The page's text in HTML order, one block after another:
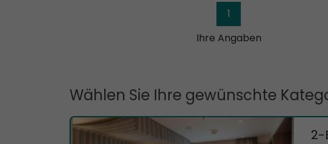
1
Ihre Angaben
Wählen Sie Ihre gewünschte
2-